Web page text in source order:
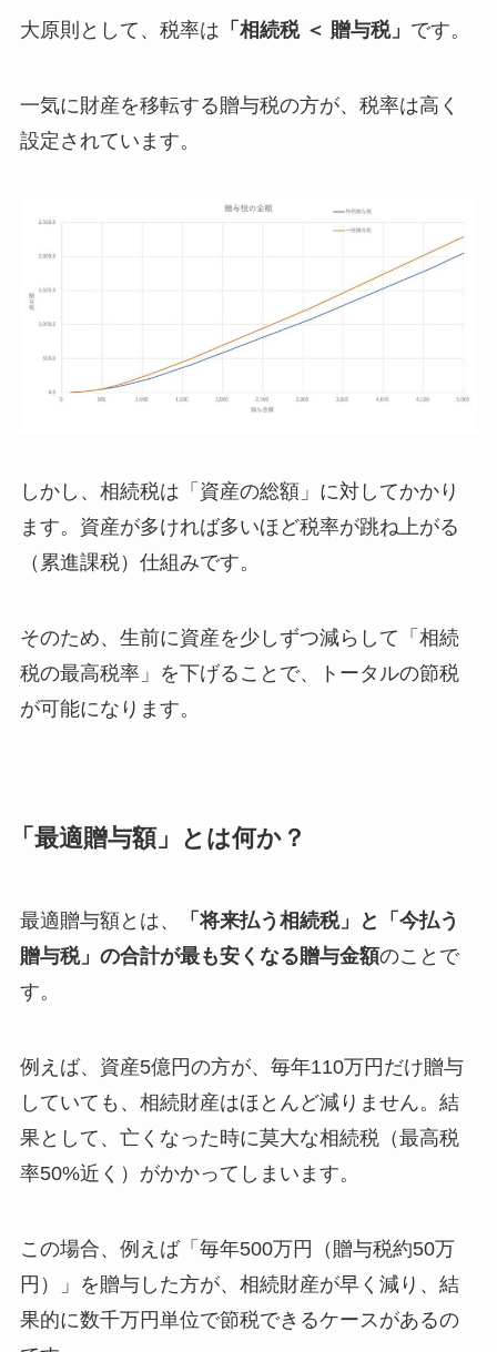
大原則として、税率は 「相続税 ＜ 贈与税」 です。
一気に財産を移転する贈与税の方が、税率は高く
設定されています。
しかし、相続税は「資産の総額」に対してかかり
ます。資産が多ければ多いほど税率が跳ね上がる
（累進課税）仕組みです。
そのため、生前に資産を少しずつ減らして「相続
税の最高税率」を下げることで、トータルの節税
が可能になります。
「最適贈与額」とは何か？
最適贈与額とは、
「将来払う相続税」と「今払う
贈与税」の合計が最も安くなる贈与金額のことで
す。
例えば、資産5億円の方が、毎年110万円だけ贈与
していても、相続財産はほとんど減りません。結
果として、亡くなった時に莫大な相続税（最高税
率50%近く）がかかってしまいます。
この場合、例えば「毎年500万円（贈与税約50万
円）」を贈与した方が、相続財産が早く減り、結
果的に数千万円単位で節税できるケースがあるの